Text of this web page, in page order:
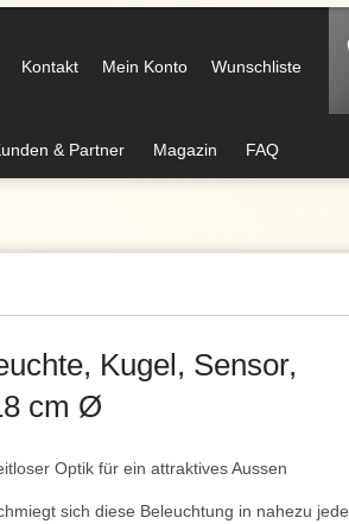
Kontakt Mein Konto Wunschliste
& Partner Magazin FAQ
Kugel, Sensor,
cm Ø
Optik für ein attraktives Aussen
sich diese Beleuchtung in nahezu jede